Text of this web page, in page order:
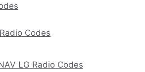
Codes
LG Radio Codes